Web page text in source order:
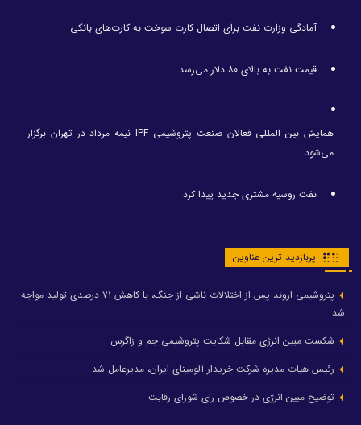
آمادگی وزارت نفت برای اتصال کارت سوخت به کارت‌های بانکی
قیمت نفت به بالای ۸۰ دلار می‌رسد
همایش بین المللی فعالان صنعت پتروشیمی IPF نیمه مرداد در تهران برگزار
می‌شود
نفت روسیه مشتری جدید پیدا کرد
پربازدید ترین عناوین
پتروشیمی اروند پس از اختلالات ناشی از جنگ، با کاهش ۷۱ درصدی تولید مواجه
شد
شکست مبین انرژی مقابل شکایت پتروشیمی جم و زاگرس
رئیس هیات مدیره شرکت خریدار آلومینای ایران، مدیرعامل شد
توضیح مبین انرژی در خصوص رای شورای رقابت